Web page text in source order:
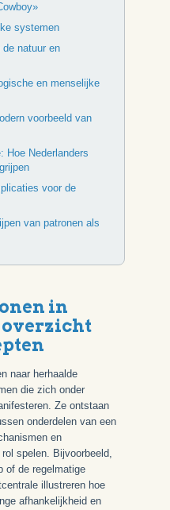
systemen
de natuur en
en menselijke
voorbeeld van
Hoe Nederlanders
voor de
van patronen als
in
overzicht
naar herhaalde
die zich onder
Ze ontstaan
onderdelen van een
en
spelen. Bijvoorbeeld,
of de regelmatige
illustreren hoe
afhankelijkheid en